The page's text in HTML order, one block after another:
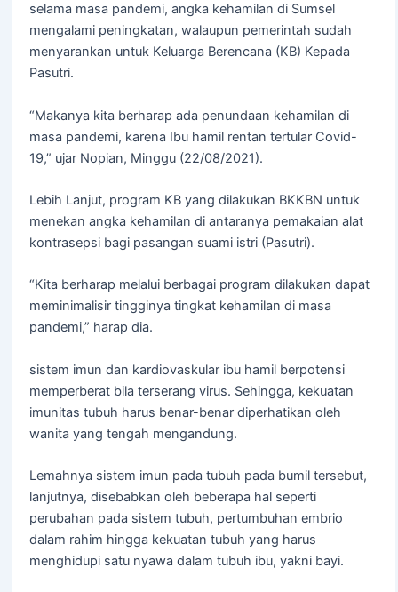
selama masa pandemi, angka kehamilan di Sumsel
mengalami peningkatan, walaupun pemerintah sudah
menyarankan untuk Keluarga Berencana (KB) Kepada
Pasutri.
“Makanya kita berharap ada penundaan kehamilan di
masa pandemi, karena Ibu hamil rentan tertular Covid-
19,” ujar Nopian, Minggu (22/08/2021).
Lebih Lanjut, program KB yang dilakukan BKKBN untuk
menekan angka kehamilan di antaranya pemakaian alat
kontrasepsi bagi pasangan suami istri (Pasutri).
“Kita berharap melalui berbagai program dilakukan dapat
meminimalisir tingginya tingkat kehamilan di masa
pandemi,” harap dia.
sistem imun dan kardiovaskular ibu hamil berpotensi
memperberat bila terserang virus. Sehingga, kekuatan
imunitas tubuh harus benar-benar diperhatikan oleh
wanita yang tengah mengandung.
Lemahnya sistem imun pada tubuh pada bumil tersebut,
lanjutnya, disebabkan oleh beberapa hal seperti
perubahan pada sistem tubuh, pertumbuhan embrio
dalam rahim hingga kekuatan tubuh yang harus
menghidupi satu nyawa dalam tubuh ibu, yakni bayi.